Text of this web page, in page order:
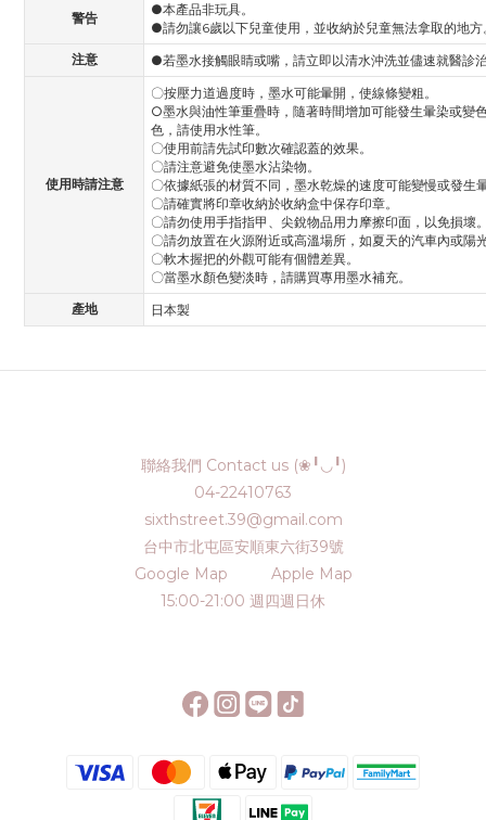
警告
●本產品非玩具。
●請勿讓6歲以下兒童使用，並收納於兒童無法拿取的地
注意
●若墨水接觸眼睛或嘴，請立即以清水沖洗並儘速就醫診
使用時請注意
〇按壓力道過度時，墨水可能暈開，使線條變粗。
○墨水與油性筆重疊時，隨著時間增加可能發生暈染或變
色，請使用水性筆。
〇使用前請先試印數次確認蓋的效果。
〇請注意避免使墨水沾染物。
〇依據紙張的材質不同，墨水乾燥的速度可能變慢或發生
〇請確實將印章收納於收納盒中保存印章。
〇請勿使用手指指甲、尖銳物品用力摩擦印面，以免損壞
〇請勿放置在火源附近或高溫場所，如夏天的汽車內或陽
〇軟木握把的外觀可能有個體差異。
〇當墨水顏色變淡時，請購買專用墨水補充。
產地
日本製
聯絡我們 Contact us (❀╹◡╹)
04-22410763
sixthstreet.39@gmail.com
台中市北屯區安順東六街39號
Google Map
Apple Map
15:00-21:00 週四週日休